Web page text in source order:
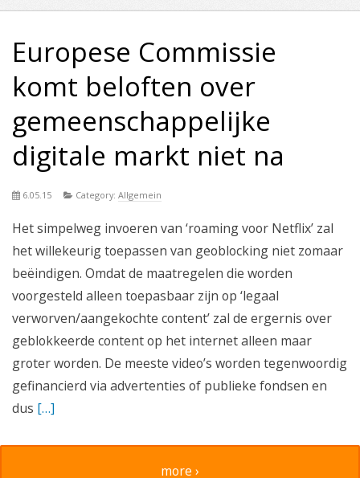
Europese Commissie
komt beloften over
gemeenschappelijke
digitale markt niet na
6.05.15 Category:Allgemein
Het simpelweg invoeren van ‘roaming voor Netflix’ zal
het willekeurig toepassen van geoblocking niet zomaar
beëindigen. Omdat de maatregelen die worden
voorgesteld alleen toepasbaar zijn op ‘legaal
verworven/aangekochte content’ zal de ergernis over
geblokkeerde content op het internet alleen maar
groter worden. De meeste video’s worden tegenwoordig
gefinancierd via advertenties of publieke fondsen en
dus […]
more ›